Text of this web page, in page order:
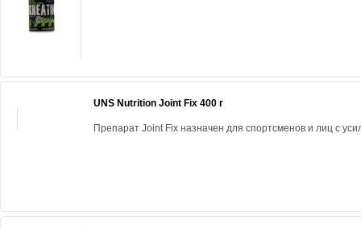
UNS Nutrition Joint Fix 400 г
Препарат Joint Fix назначен для спортсменов и лиц с